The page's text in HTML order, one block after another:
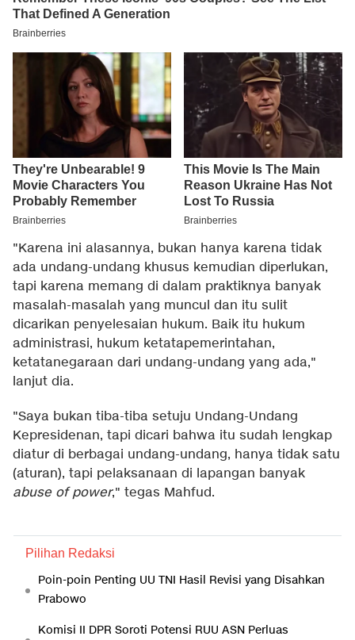
"Karena ini alasannya, bukan hanya karena tidak
ada undang-undang khusus kemudian diperlukan,
tapi karena memang di dalam praktiknya banyak
masalah-masalah yang muncul dan itu sulit
dicarikan penyelesaian hukum. Baik itu hukum
administrasi, hukum ketatapemerintahan,
ketatanegaraan dari undang-undang yang ada,"
lanjut dia.
"Saya bukan tiba-tiba setuju Undang-Undang
Kepresidenan, tapi dicari bahwa itu sudah lengkap
diatur di berbagai undang-undang, hanya tidak satu
(aturan), tapi pelaksanaan di lapangan banyak
abuse of power," tegas Mahfud.
Pilihan Redaksi
Poin-poin Penting UU TNI Hasil Revisi yang Disahkan
Prabowo
Komisi II DPR Soroti Potensi RUU ASN Perluas